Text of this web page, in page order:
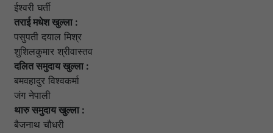
ईश्वरी घर्ती
तराई मधेश खुल्ला :
पसुपती दयाल मिश्र
शुशिलकुमार श्रीवास्तव
दलित समुदाय खुल्ला :
बमवहादुर विश्वकर्मा
जंग नेपाली
थारु समुदाय खुल्ला :
बैजनाथ चौधरी